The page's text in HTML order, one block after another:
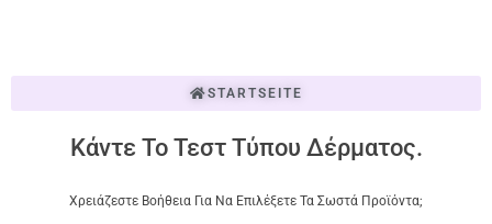
STARTSEITE
Κάντε Το Τεστ Τύπου Δέρματος.
Χρειάζεστε Βοήθεια Για Να Επιλέξετε Τα Σωστά Προϊόντα;